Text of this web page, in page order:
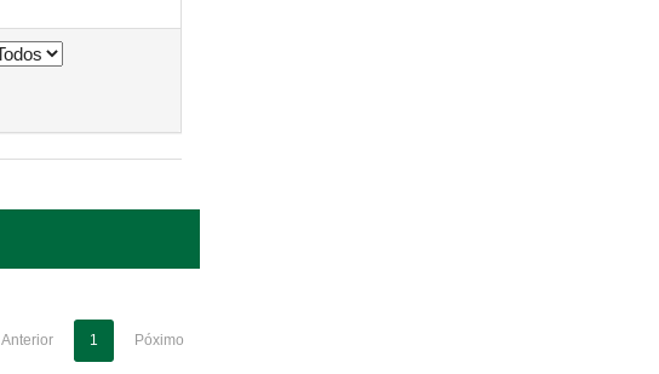
Anterior 1 Póximo